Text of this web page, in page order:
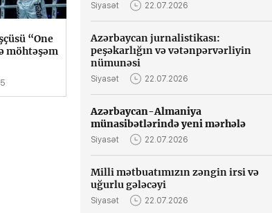
“One
möhtəşəm
Siyasət 22.07.2026
Azərbaycan jurnalistikası:
peşəkarlığın və vətənpərvərliyin
nümunəsi
Siyasət 22.07.2026
Azərbaycan-Almaniya
münasibətlərində yeni mərhələ
Siyasət 22.07.2026
Milli mətbuatımızın zəngin irsi və
uğurlu gələcəyi
Siyasət 22.07.2026